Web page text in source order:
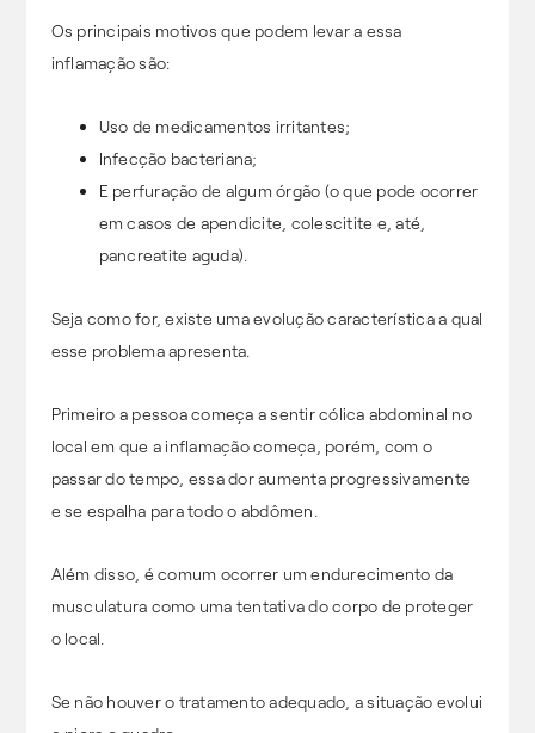
Os principais motivos que podem levar a essa
inflamação são:
Uso de medicamentos irritantes;
Infecção bacteriana;
E perfuração de algum órgão (o que pode ocorrer
em casos de apendicite, colescitite e, até,
pancreatite aguda).
Seja como for, existe uma evolução característica a qual
esse problema apresenta.
Primeiro a pessoa começa a sentir cólica abdominal no
local em que a inflamação começa, porém, com o
passar do tempo, essa dor aumenta progressivamente
e se espalha para todo o abdômen.
Além disso, é comum ocorrer um endurecimento da
musculatura como uma tentativa do corpo de proteger
o local.
Se não houver o tratamento adequado, a situação evolui